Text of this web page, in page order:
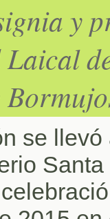
y
se